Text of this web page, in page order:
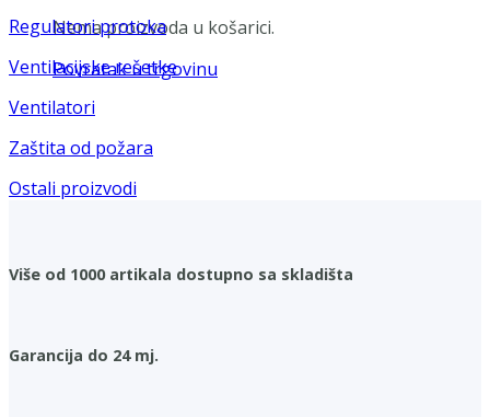
Nema proizvoda u košarici.
Povratak u trgovinu
Regulatori protoka
Ventilacijske rešetke
Ventilatori
Zaštita od požara
Ostali proizvodi
Više od 1000 artikala dostupno sa skladišta
Garancija do 24 mj.